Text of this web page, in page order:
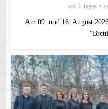
vor 2 Tagen
Am 09. und 16. August